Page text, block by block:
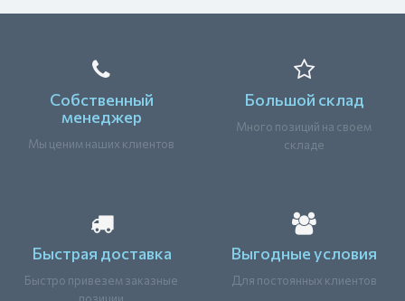
Собственный
менеджер
Мы ценим наших клиентов
Большой склад
Много позиций на своем
складе
Быстрая доставка
Быстро привезем заказные
позиции
Выгодные условия
Для постоянных клиентов